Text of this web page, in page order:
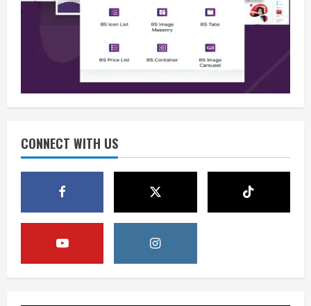
CONNECT WITH US
Berita
Situasi Nasional Aman, Publik Diminta
Waspadai Provokasi Jelang HUT RI
August 8, 2026
3
Opini
Situasi Nasional Aman Harus Dijaga
HUT RI ke-81 Momentum Menjaga
Stabilitas, Keamanan, dan Optimisme
August 8, 2026